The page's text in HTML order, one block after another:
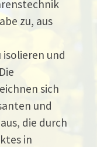
zu, aus
und
sich
und
die durch
in